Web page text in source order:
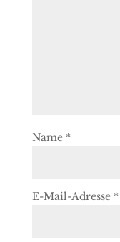
Name *
E-Mail-Adresse *